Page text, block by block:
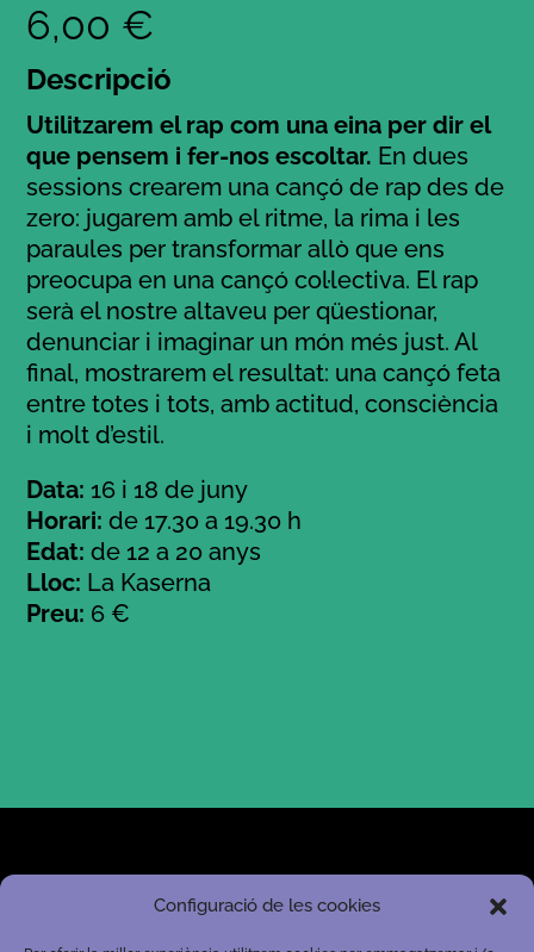
Configuració de les cookies
6,00 €
Descripció
Utilitzarem el rap com una eina per dir el
que pensem i fer-nos escoltar. En dues
sessions crearem una cançó de rap des de
zero: jugarem amb el ritme, la rima i les
paraules per transformar allò que ens
preocupa en una cançó col·lectiva. El rap
serà el nostre altaveu per qüestionar,
denunciar i imaginar un món més just. Al
final, mostrarem el resultat: una cançó feta
entre totes i tots, amb actitud, consciència
i molt d’estil.
Data: 16 i 18 de juny
Horari: de 17.30 a 19.30 h
Edat: de 12 a 20 anys
Lloc: La Kaserna
Preu: 6 €
Ajuntament d'Igualada
Departament de Joventut